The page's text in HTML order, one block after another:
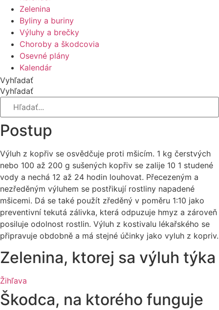
Zelenina
Byliny a buriny
Výluhy a brečky
Choroby a škodcovia
Osevné plány
Kalendár
Vyhľadať
Vyhľadať
Postup
Výluh z kopřiv se osvědčuje proti mši­cím. 1 kg čerstvých
nebo 100 až 200 g suše­ných kopřiv se zalije 10 1 studené
vody a nechá 12 až 24 hodin louhovat. Přecezeným a
nezředěným výluhem se postřikují rostliny napadené
mšicemi. Dá se také po­užít zředěný v poměru 1:10 jako
preventiv­ní tekutá zálivka, která odpuzuje hmyz a zároveň
posiluje odolnost rostlin. Výluh z kostivalu lékařského se
při­pravuje obdobně a má stejné účinky jako vyluh z kopriv.
Zelenina, ktorej sa výluh týka
Žihľava
Škodca, na ktorého funguje